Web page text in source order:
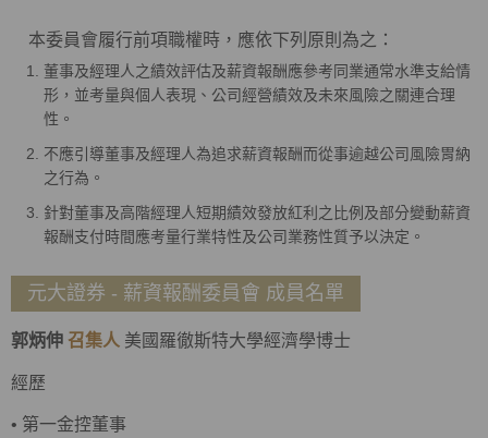
本委員會履行前項職權時，應依下列原則為之：
董事及經理人之績效評估及薪資報酬應參考同業通常水準支給情
形，並考量與個人表現、公司經營績效及未來風險之關連合理
性。
不應引導董事及經理人為追求薪資報酬而從事逾越公司風險胃納
之行為。
針對董事及高階經理人短期績效發放紅利之比例及部分變動薪資
報酬支付時間應考量行業特性及公司業務性質予以決定。
元大證券 - 薪資報酬委員會 成員名單
郭炳伸 召集人 美國羅徹斯特大學經濟學博士
經歷
• 第一金控董事